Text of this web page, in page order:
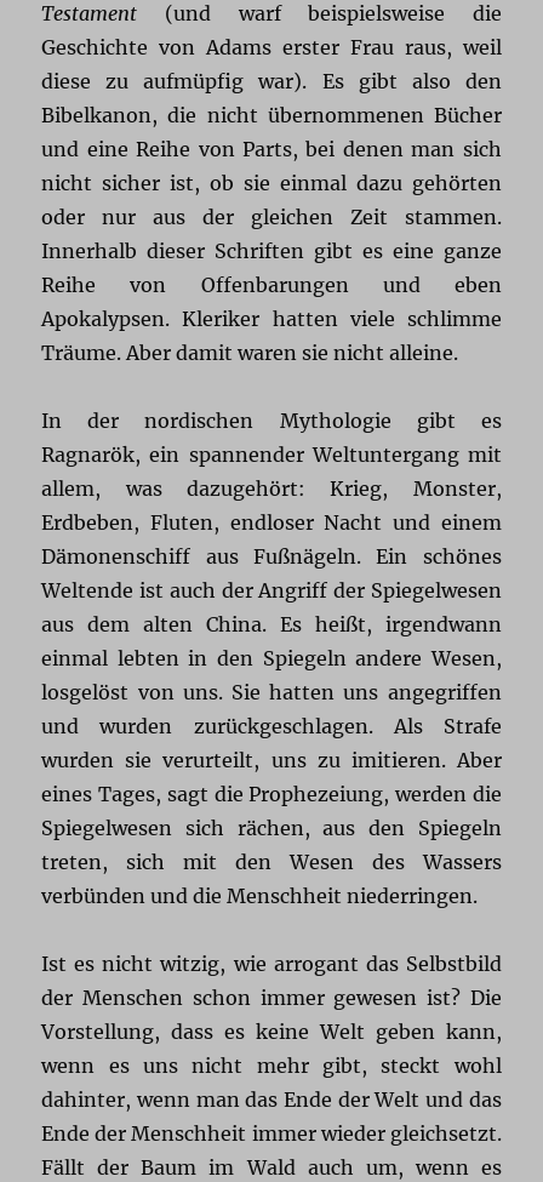
Testament (und warf beispielsweise die
Geschichte von Adams erster Frau raus, weil
diese zu aufmüpfig war). Es gibt also den
Bibelkanon, die nicht übernommenen Bücher
und eine Reihe von Parts, bei denen man sich
nicht sicher ist, ob sie einmal dazu gehörten
oder nur aus der gleichen Zeit stammen.
Innerhalb dieser Schriften gibt es eine ganze
Reihe von Offenbarungen und eben
Apokalypsen. Kleriker hatten viele schlimme
Träume. Aber damit waren sie nicht alleine.
In der nordischen Mythologie gibt es
Ragnarök, ein spannender Weltuntergang mit
allem, was dazugehört: Krieg, Monster,
Erdbeben, Fluten, endloser Nacht und einem
Dämonenschiff aus Fußnägeln. Ein schönes
Weltende ist auch der Angriff der Spiegelwesen
aus dem alten China. Es heißt, irgendwann
einmal lebten in den Spiegeln andere Wesen,
losgelöst von uns. Sie hatten uns angegriffen
und wurden zurückgeschlagen. Als Strafe
wurden sie verurteilt, uns zu imitieren. Aber
eines Tages, sagt die Prophezeiung, werden die
Spiegelwesen sich rächen, aus den Spiegeln
treten, sich mit den Wesen des Wassers
verbünden und die Menschheit niederringen.
Ist es nicht witzig, wie arrogant das Selbstbild
der Menschen schon immer gewesen ist? Die
Vorstellung, dass es keine Welt geben kann,
wenn es uns nicht mehr gibt, steckt wohl
dahinter, wenn man das Ende der Welt und das
Ende der Menschheit immer wieder gleichsetzt.
Fällt der Baum im Wald auch um, wenn es